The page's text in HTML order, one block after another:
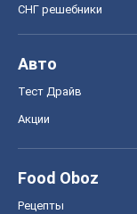
СНГ решебники
Авто
Тест Драйв
Акции
Food Oboz
Рецепты